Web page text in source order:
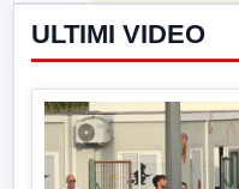
ULTIMI VIDEO